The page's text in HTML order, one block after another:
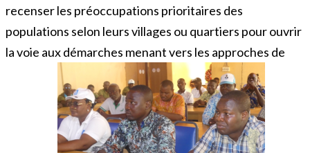
recenser les préoccupations prioritaires des
populations selon leurs villages ou quartiers pour ouvrir
la voie aux démarches menant vers les approches de